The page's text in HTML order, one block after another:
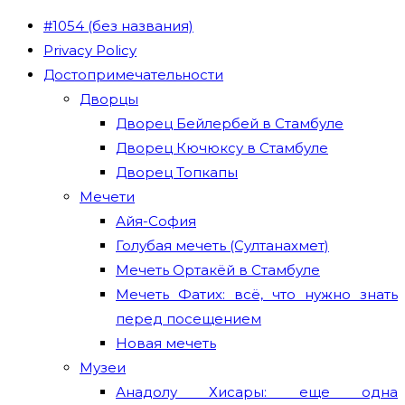
#1054 (без названия)
Privacy Policy
Достопримечательности
Дворцы
Дворец Бейлербей в Стамбуле
Дворец Кючюксу в Стамбуле
Дворец Топкапы
Мечети
Айя-София
Голубая мечеть (Султанахмет)
Мечеть Ортакёй в Стамбуле
Мечеть Фатих: всё, что нужно знать
перед посещением
Новая мечеть
Музеи
Анадолу Хисары: еще одна